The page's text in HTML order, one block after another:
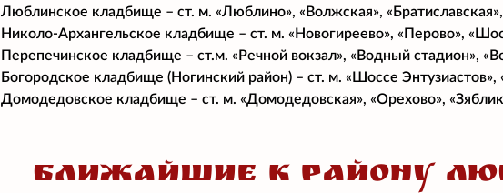
Люблинское кладбище – ст. м. «Люблино», «Волжская»,
Николо-Архангельское кладбище – ст. м. «Новогиреево», «Перово»,
Перепечинское кладбище – ст.м. «Речной вокзал», «Водный стадион»,
Богородское кладбище (Ногинский район) – ст. м. «Шоссе Энтузиастов»,
Домодедовское кладбище – ст. м. «Домодедовская», «Орехово»,
БЛИЖАЙШИЕ К РАЙОНУ